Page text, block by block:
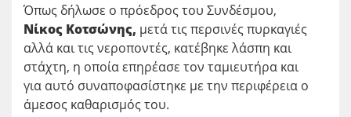
Όπως δήλωσε ο πρόεδρος του Συνδέσμου,
Νίκος Κοτσώνης, μετά τις περσινές πυρκαγιές
αλλά και τις νεροποντές, κατέβηκε λάσπη και
στάχτη, η οποία επηρέασε τον ταμιευτήρα και
για αυτό συναποφασίστηκε με την περιφέρεια ο
άμεσος καθαρισμός του.